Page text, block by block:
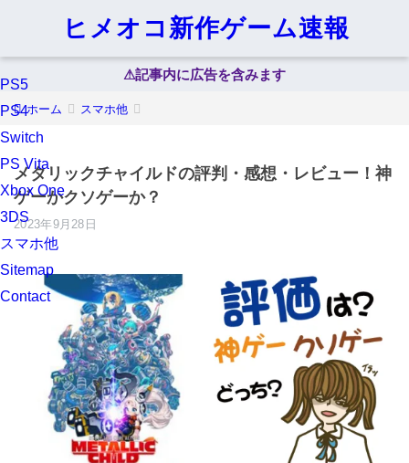
ヒメオコ新作ゲーム速報
PS5
PS4
Switch
PS Vita
Xbox One
3DS
スマホ他
Sitemap
Contact
⚠︎記事内に広告を含みます
ホーム スマホ他
メタリックチャイルドの評判・感想・レビュー！神
ゲーかクソゲーか？
2023年9月28日